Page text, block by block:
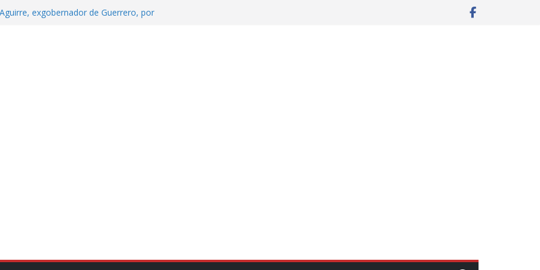
exgobernador de Guerrero, por